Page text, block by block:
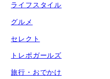
ライフスタイル
グルメ
セレクト
トレポガールズ
旅行・おでかけ